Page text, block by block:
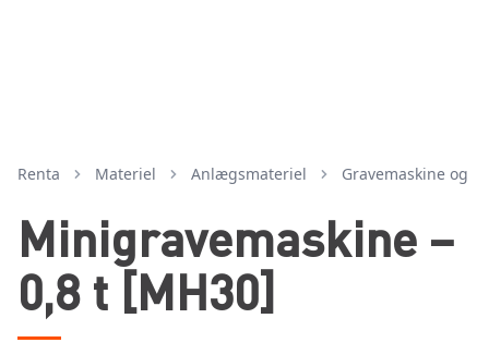
Renta Materiel anlægsmateriel gravemaskine og
Minigravemaskine –
0,8 t [MH30]